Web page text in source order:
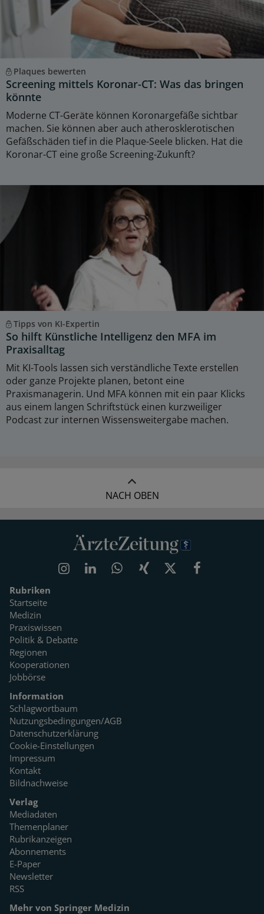
Plaques bewerten
Screening mittels Koronar-CT: Was das bringen
könnte
Moderne CT-Geräte können Koronargefäße sichtbar
machen. Sie können aber auch atherosklerotischen
Gefäßschäden tief in die Plaque-Seele blicken. Hat die
Koronar-CT eine große Screening-Zukunft?
Tipps von KI-Expertin
So hilft Künstliche Intelligenz den MFA im
Praxisalltag
Mit KI-Tools lassen sich verständliche Texte erstellen
oder ganze Projekte planen, betont eine
Praxismanagerin. Und MFA können mit ein paar Klicks
aus einem langen Schriftstück einen kurzweiliger
Podcast zur internen Wissensweitergabe machen.
NACH OBEN
Rubriken
Startseite
Medizin
Praxiswissen
Politik & Debatte
Regionen
Kooperationen
Jobbörse
Information
Schlagwortbaum
Nutzungsbedingungen/AGB
Datenschutzerklärung
Cookie-Einstellungen
Impressum
Kontakt
Bildnachweise
Verlag
Mediadaten
Themenplaner
Rubrikanzeigen
Abonnements
E-Paper
Newsletter
RSS
Mehr von Springer Medizin